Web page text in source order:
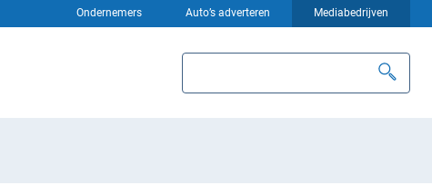
Ondernemers Auto’s adverteren Mediabedrijven